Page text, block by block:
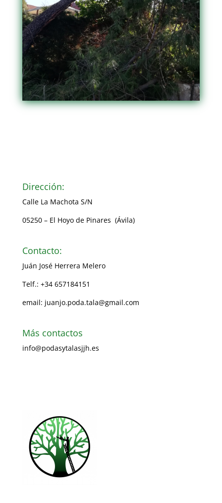
Dirección:
Calle La Machota S/N
05250 – El Hoyo de Pinares (Ávila)
Contacto:
Juán José Herrera Melero
Telf.: +34 657184151
email: juanjo.poda.tala@gmail.com
Más contactos
info@podasytalasjjh.es